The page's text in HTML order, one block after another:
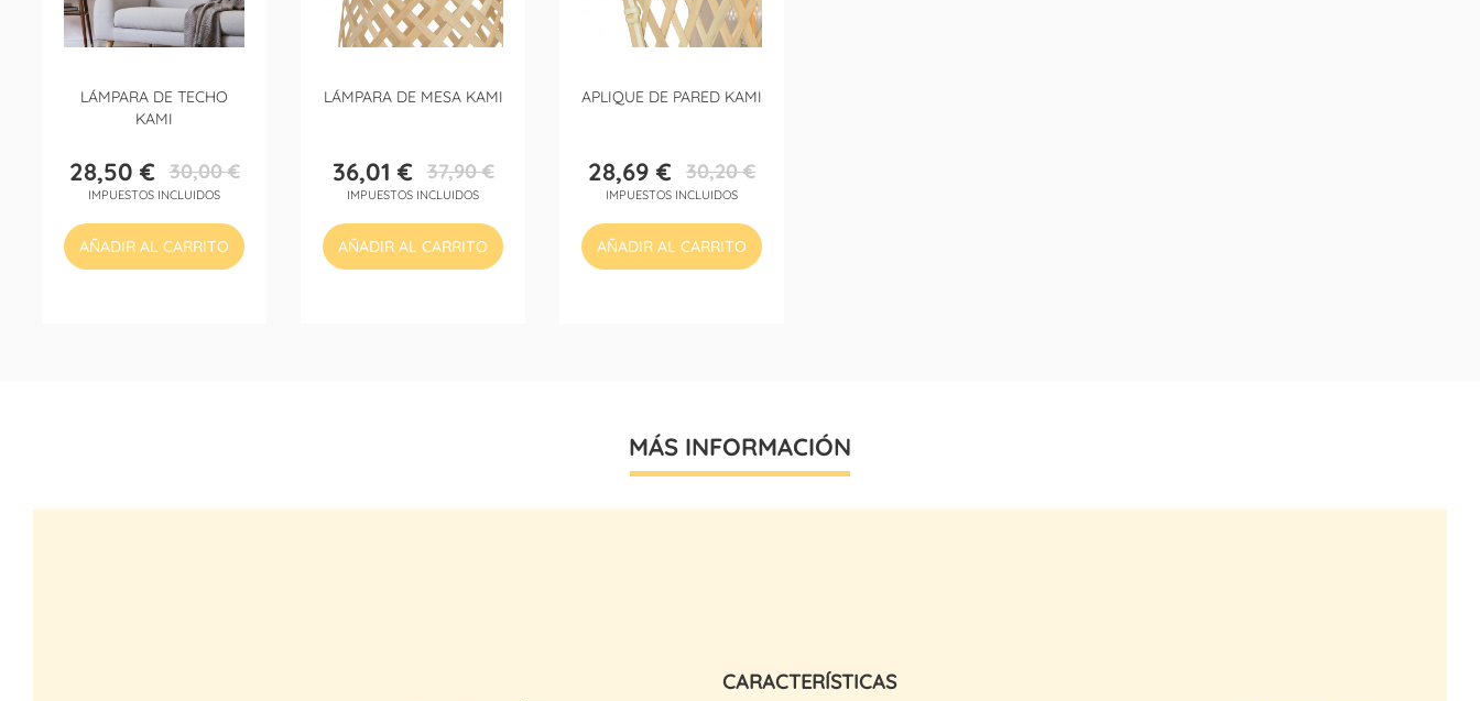
LÁMPARA DE TECHO
KAMI
Precio
28,50 €Precio
base
30,00 €
IMPUESTOS INCLUIDOS
AÑADIR AL CARRITO
LÁMPARA DE MESA KAMI
Precio
36,01 €Precio
base
37,90 €
IMPUESTOS INCLUIDOS
AÑADIR AL CARRITO
APLIQUE DE PARED KAMI
Precio
28,69 €Precio
base
30,20 €
IMPUESTOS INCLUIDOS
AÑADIR AL CARRITO
MÁS INFORMACIÓN
CARACTERÍSTICAS